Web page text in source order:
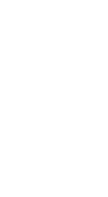
- ESG